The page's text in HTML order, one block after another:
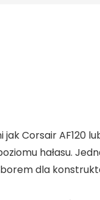
Corsair AF120
hałasu.
dla